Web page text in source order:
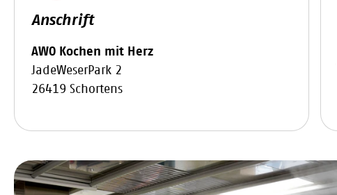
Anschrift
AWO Kochen mit Herz
JadeWeserPark 2
26419 Schortens